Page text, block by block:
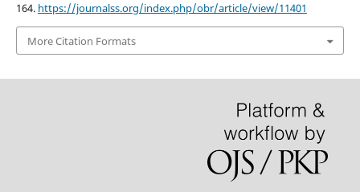
164. https://journalss.org/index.php/obr/article/view/11401
More Citation Formats